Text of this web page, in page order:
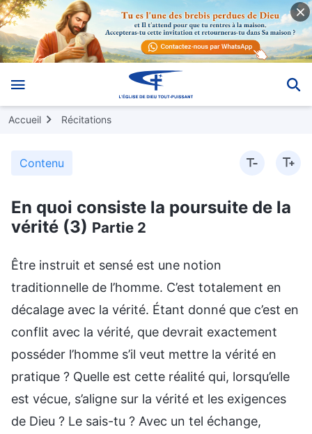
Accueil Récitations
Contenu
En quoi consiste la poursuite de la
vérité (3) Partie 2
Être instruit et sensé est une notion
traditionnelle de l’homme. C’est totalement en
décalage avec la vérité. Étant donné que c’est en
conflit avec la vérité, que devrait exactement
posséder l’homme s’il veut mettre la vérité en
pratique ? Quelle est cette réalité qui, lorsqu’elle
est vécue, s’aligne sur la vérité et les exigences
de Dieu ? Le sais-tu ? Avec un tel échange,